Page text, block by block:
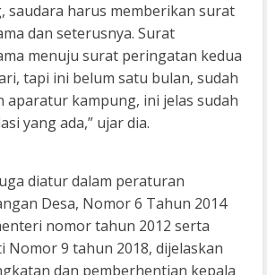
saudara harus memberikan surat
dan seterusnya. Surat
menuju surat peringatan kedua
tapi ini belum satu bulan, sudah
aparatur kampung, ini jelas sudah
yang ada,” ujar dia.
diatur dalam peraturan
Desa, Nomor 6 Tahun 2014
nomor tahun 2012 serta
Nomor 9 tahun 2018, dijelaskan
dan pemberhentian kepala